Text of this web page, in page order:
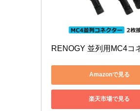
RENOGY 並列用MC4コ
Amazonで見る
楽天市場で見る